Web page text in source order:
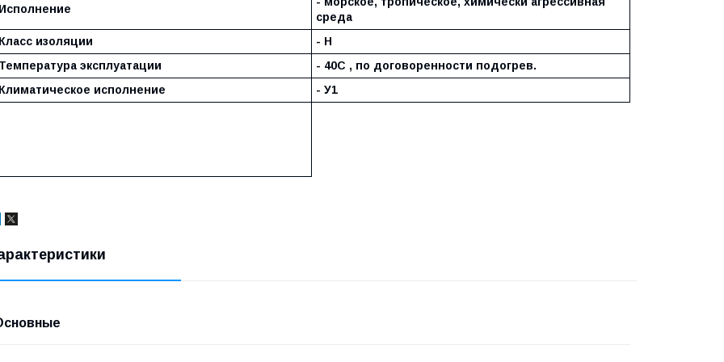
среда
изоляции
- Н
эксплуатации
- 40С , по договоренности подогрев.
исполнение
- У1